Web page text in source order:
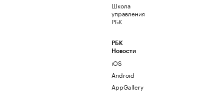
Школа
управления
РБК
РБК
Новости
iOS
Android
AppGallery